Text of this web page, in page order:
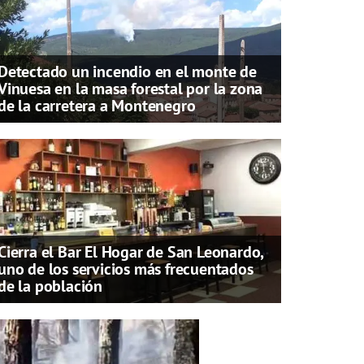
un incendio en el monte de
en la masa forestal por la zona
la carretera a Montenegro
el Bar El Hogar de San Leonardo,
de los servicios más frecuentados
la población